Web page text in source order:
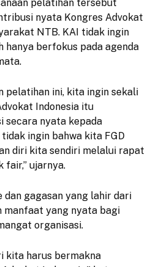
pelatihan tersebut
nyata Kongres Advokat
NTB. KAI tidak ingin
hanya berfokus pada agenda
pelatihan ini, kita ingin sekali
Indonesia itu
secara nyata kepada
ingin bahwa kita FGD
diri kita sendiri melalui rapat
fair,” ujarnya.
dan gagasan yang lahir dari
manfaat yang nyata bagi
organisasi.
kita harus bermakna